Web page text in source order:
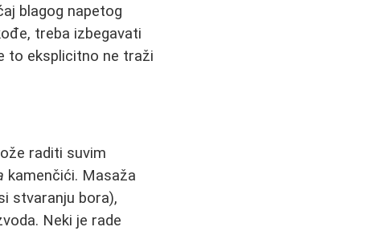
blagog napetog
treba izbegavati
to eksplicitno ne traži
raditi suvim
kamenčići. Masaža
stvaranju bora),
Neki je rade